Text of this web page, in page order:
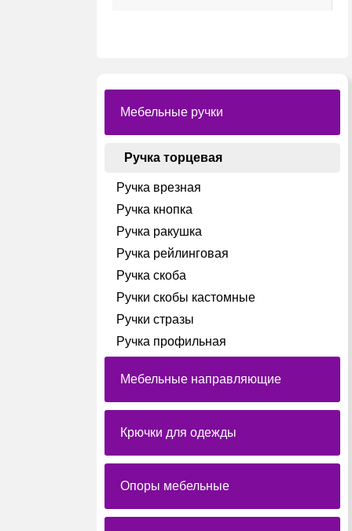
странице
Мебельные ручки
Ручка торцевая
Ручка врезная
Ручка кнопка
Ручка ракушка
Ручка рейлинговая
Ручка скоба
Ручки скобы кастомные
Ручки стразы
Ручка профильная
Мебельные направляющие
Крючки для одежды
Опоры мебельные